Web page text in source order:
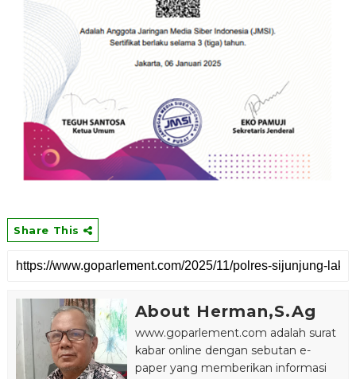
Share This
About Herman,S.Ag
www.goparlement.com adalah surat
kabar online dengan sebutan e-
paper yang memberikan informasi